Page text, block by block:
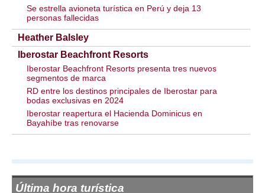
Se estrella avioneta turística en Perú y deja 13
personas fallecidas
Heather Balsley
Iberostar Beachfront Resorts
Iberostar Beachfront Resorts presenta tres nuevos
segmentos de marca
RD entre los destinos principales de Iberostar para
bodas exclusivas en 2024
Iberostar reapertura el Hacienda Dominicus en
Bayahíbe tras renovarse
Última hora turística